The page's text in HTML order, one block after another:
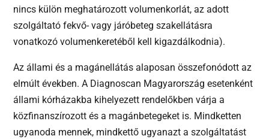
nincs külön meghatározott volumenkorlát, az adott
szolgáltató fekvő- vagy járóbeteg szakellátásra
vonatkozó volumenkeretéből kell kigazdálkodnia).
Az állami és a magánellátás alaposan összefonódott az
elmúlt években. A Diagnoscan Magyarország esetenként
állami kórházakba kihelyezett rendelőkben várja a
közfinanszírozott és a magánbetegeket is. Mindketten
ugyanoda mennek, mindkettő ugyanazt a szolgáltatást